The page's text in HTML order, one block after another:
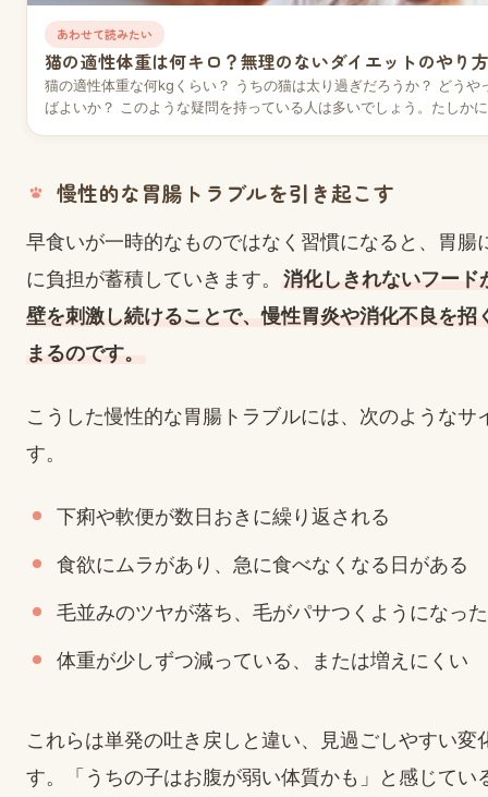
あわせて読みたい
猫の適性体重は何キロ？無理のないダイエットのやり
猫の適性体重な何kgくらい？ うちの猫は太り過ぎだろうか？ どうや
ばよいか？ このような疑問を持っている人は多いでしょう。たしか
慢性的な胃腸トラブルを引き起こす
早食いが一時的なものではなく習慣になると、胃腸
に負担が蓄積していきます。 消化しきれないフード
壁を刺激し続けることで、慢性胃炎や消化不良を招
まるのです。
こうした慢性的な胃腸トラブルには、次のようなサ
す。
下痢や軟便が数日おきに繰り返される
食欲にムラがあり、急に食べなくなる日がある
毛並みのツヤが落ち、毛がパサつくようになった
体重が少しずつ減っている、または増えにくい
これらは単発の吐き戻しと違い、見過ごしやすい変
す。「うちの子はお腹が弱い体質かも」と感じてい